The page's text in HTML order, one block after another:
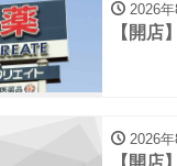
2026年
【開店】
2026年
【開店】